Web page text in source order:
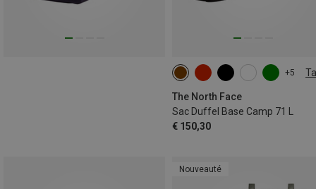
+5
The North Face
Sac Duffel Base Camp 71 L
€ 150,30
71L
Nouveauté